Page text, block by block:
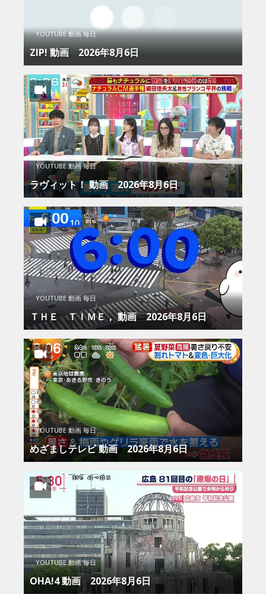
YOUTUBE 動画 毎日
ZIP! 動画 2026年8月6日
YOUTUBE 動画 毎日
ラヴィット！ 動画 2026年8月6日
YOUTUBE 動画 毎日
ＴＨＥ ＴＩＭＥ， 動画 2026年8月6日
YOUTUBE 動画 毎日
めざましテレビ 動画 2026年8月6日
YOUTUBE 動画 毎日
OHA!4 動画 2026年8月6日